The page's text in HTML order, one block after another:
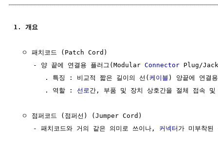
1. 개요
  ㅇ 패치코드 (Patch Cord)
     - 양 끝에 연결용 플러그(Modular
Connector Plug/
        . 특징 : 비교적 짧은 길이의 선(
케이블 ) 양끝에 연결
        . 역할 :
선로 간, 부품 및 장치 상호간을 절체 접속
  ㅇ 점퍼코드 (점퍼선) (Jumper Cord)
     - 패치코드와 거의 같은 의미로 쓰이나,
커넥터 가 미부착